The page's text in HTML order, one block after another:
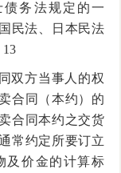
务法规定的一
民法、日本民法
双方当事人的权
合同（本约）的
合同本约之交货
常约定所要订立
及价金的计算标